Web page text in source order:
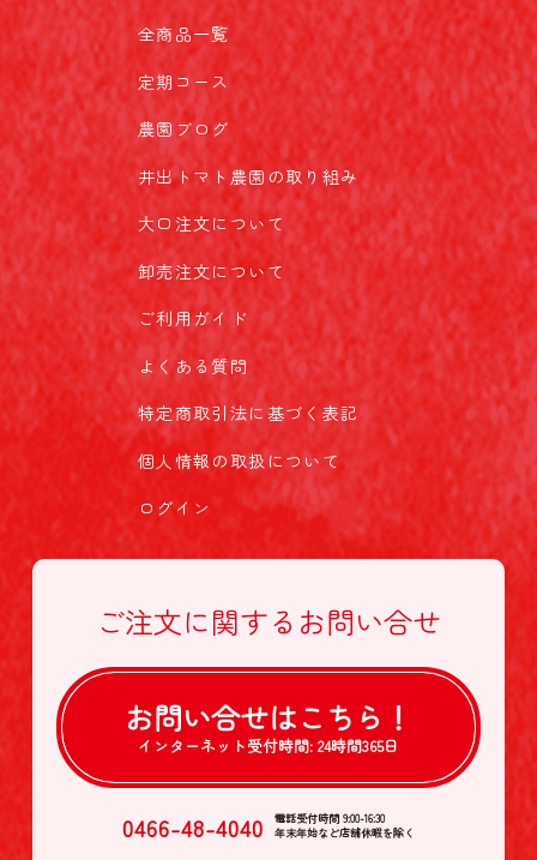
全商品一覧
定期コース
農園ブログ
井出トマト農園の取り組み
大口注文について
卸売注文について
ご利用ガイド
よくある質問
特定商取引法に基づく表記
個人情報の取扱について
ログイン
ご注文に関する お問い合せ
お問い合せはこちら！
インターネット受付時間: 24時間365日
0466-48-4040
電話受付時間 9:00-16:30
年末年始など店舗休暇を除く